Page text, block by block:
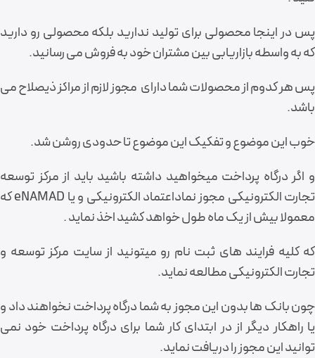
پس در اینجا محصولی برای تولید ندارید بلکه محصولی رو دارید
که به واسطه بازاریابی بین مشتران خود به فروش می رسانید.
پس هر کدوم از محصولات شما دارای مجوز لازم از مراکز ذیصلاح می
باشد.
خوب این موضوع و تفکیک این موضوع تا حدودی روشن شد.
و اگر درگاه پرداخت میخواهید داشته باشید باید از مرکز توسعه
تجارت الکترونیکی مجوز نماداعتماد الکترونیکی و یا eNAMAD که
معمولا بیش از یک ماه طول خواهد کشید اخذ نماید .
که کلیه فرایند های ثبت نام رو میتونید از سایت مرکز توسعه و
تجارت الکترونیکی مطالعه نماید.
چون بانک ها بدون این مجوز به شما درگاه پرداخت نخواهند داد و
یا راهکار دیگر از در ابتدای کار شما برای درگاه پرداخت خود نمی
توانید این مجوز را دریافت نماید.